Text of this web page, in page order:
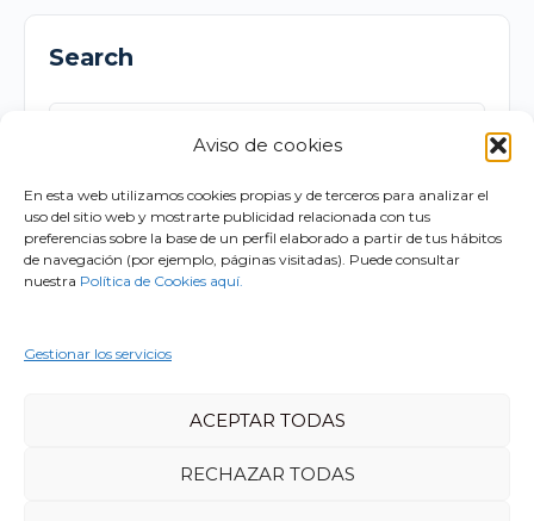
Aviso de cookies
En esta web utilizamos cookies propias y de terceros para analizar el
uso del sitio web y mostrarte publicidad relacionada con tus
preferencias sobre la base de un perfil elaborado a partir de tus hábitos
de navegación (por ejemplo, páginas visitadas). Puede consultar
nuestra Política de Cookies aquí.
Gestionar los servicios
ACEPTAR TODAS
RECHAZAR TODAS
Search
Buscar:
Recent Comments
© 2026 - Psyquia Formación